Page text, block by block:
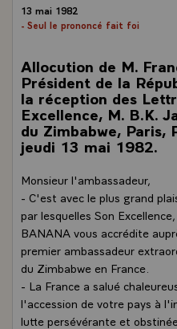
13 mai 1982
- Seul le prononcé fait foi
Allocution de M.
Président de la
la réception des
Excellence, M. B.K.
du Zimbabwe, Paris,
jeudi 13 mai 1982.
Monsieur l'ambassadeur,
- C'est avec le plus grand
par lesquelles Son
BANANA vous accrédite
premier ambassadeur
du Zimbabwe en France.
- La France a salué
l'accession de votre pays à
lutte persévérante et